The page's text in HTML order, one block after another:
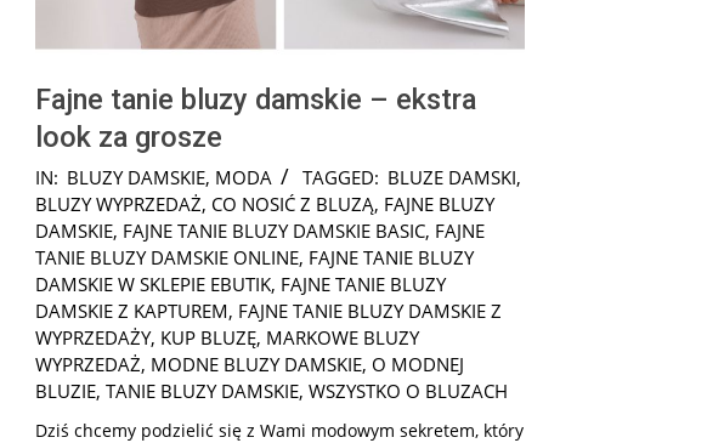
Fajne tanie bluzy damskie – ekstra
look za grosze
2024-
01-
25
IN: BLUZY DAMSKIE, MODA TAGGED: BLUZE DAMSKI,
BLUZY WYPRZEDAŻ, CO NOSIĆ Z BLUZĄ, FAJNE BLUZY
DAMSKIE, FAJNE TANIE BLUZY DAMSKIE BASIC, FAJNE
TANIE BLUZY DAMSKIE ONLINE, FAJNE TANIE BLUZY
DAMSKIE W SKLEPIE EBUTIK, FAJNE TANIE BLUZY
DAMSKIE Z KAPTUREM, FAJNE TANIE BLUZY DAMSKIE Z
WYPRZEDAŻY, KUP BLUZĘ, MARKOWE BLUZY
WYPRZEDAŻ, MODNE BLUZY DAMSKIE, O MODNEJ
BLUZIE, TANIE BLUZY DAMSKIE, WSZYSTKO O BLUZACH
Dziś chcemy podzielić się z Wami modowym sekretem, który